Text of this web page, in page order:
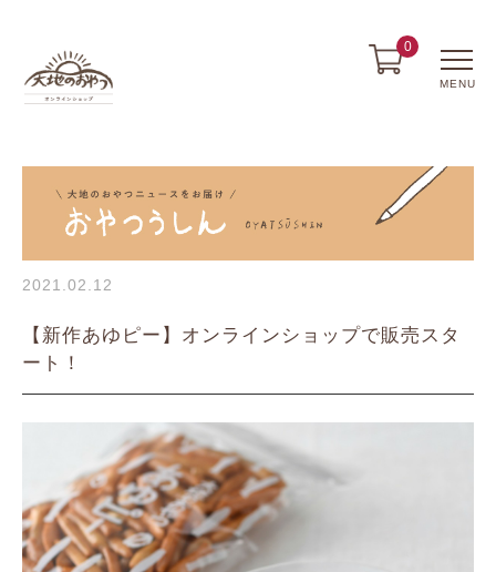
0
MENU
2021.02.12
【新作あゆピー】オンラインショップで販売スタ
ート！